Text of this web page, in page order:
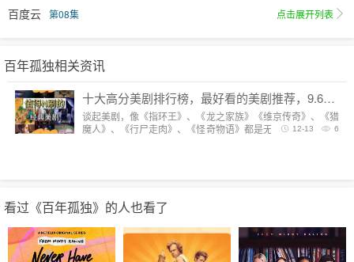
百度云 第08集 点击展开列表
百年孤独相关资讯
十大高分美剧排行榜，最好看的美剧推荐，9.6分神剧扎堆
谈起美剧，像《指环王》、《龙之家族》《维京传奇》、《猎
魔人》、《行尸走肉》、《怪奇物语》都是无法复制的经典，
6
12-13
看过《百年孤独》的人也看了